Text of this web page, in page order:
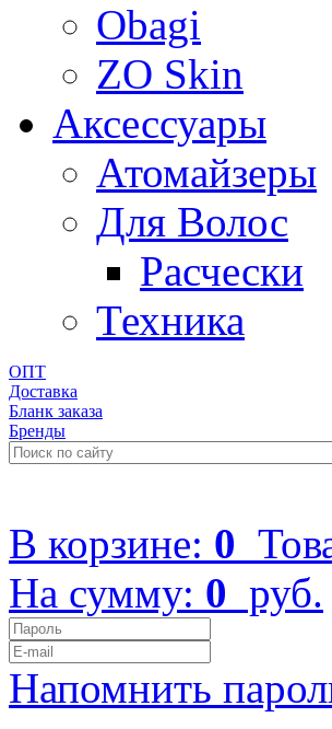
Obagi
ZO Skin
Aксессуары
Атомайзеры
Для Волос
Расчески
Техника
ОПТ
Доставка
Бланк заказа
Бренды
В корзине: 0
На сумму: 0 руб.
Напомнить